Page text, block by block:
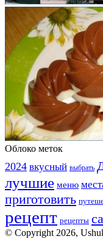
Облоко меток
2024 вкусный выбрать
лучшие меню
приготовить
рецепт рецепты
© Copyright 2026,